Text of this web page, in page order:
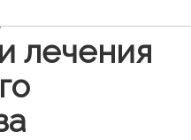
лечения